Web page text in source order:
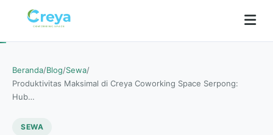
Beranda/Blog/Sewa/
Produktivitas Maksimal di Creya Coworking Space Serpong:
Hub…
SEWA